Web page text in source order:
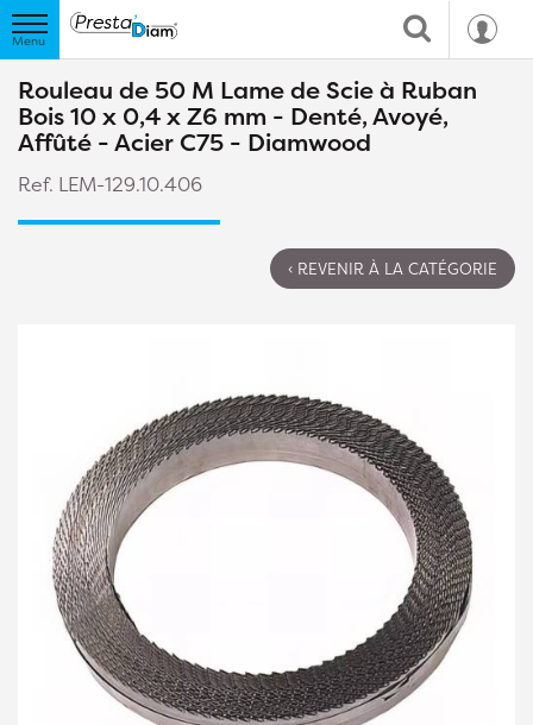
Rouleau de 50 M Lame de Scie à Ruban
Bois 10 x 0,4 x Z6 mm - Denté, Avoyé,
Affûté - Acier C75 - Diamwood
Ref. LEM-129.10.406
‹ REVENIR À LA CATÉGORIE